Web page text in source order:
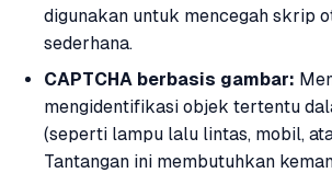
digunakan untuk mencegah skrip
sederhana.
CAPTCHA berbasis gambar:
mengidentifikasi objek tertentu
(seperti lampu lalu lintas, mobil,
Tantangan ini membutuhkan